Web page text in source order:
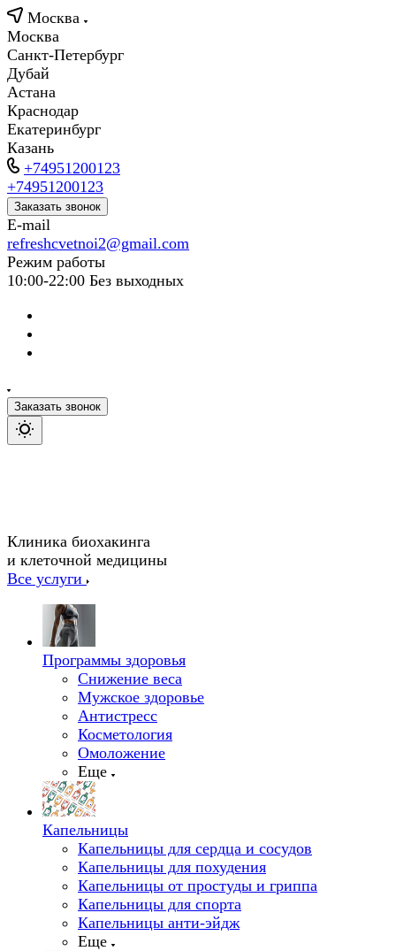
Москва
Москва
Санкт-Петербург
Дубай
Астана
Краснодар
Екатеринбург
Казань
+74951200123
+74951200123
Заказать звонок
E-mail
refreshcvetnoi2@gmail.com
Режим работы
10:00-22:00 Без выходных
Заказать звонок
Клиника биохакинга
и клеточной медицины
Все услуги
Программы здоровья
Снижение веса
Мужское здоровье
Антистресс
Косметология
Омоложение
Еще
Капельницы
Капельницы для сердца и сосудов
Капельницы для похудения
Капельницы от простуды и гриппа
Капельницы для спорта
Капельницы анти-эйдж
Еще